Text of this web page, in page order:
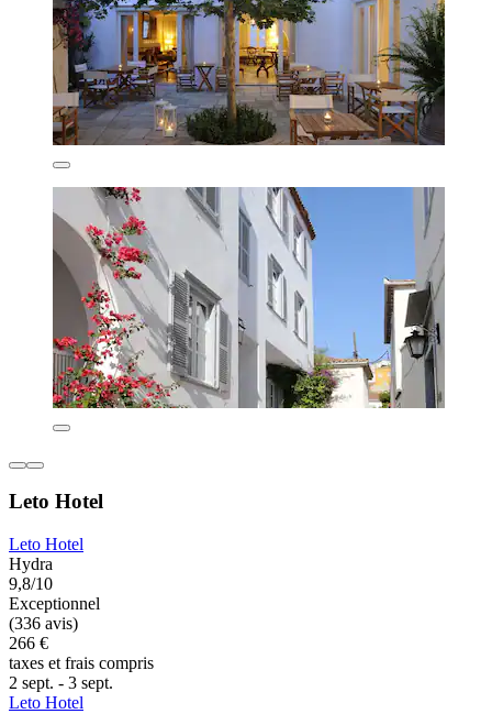
Leto Hotel
Leto Hotel
Hydra
9,8/10
Exceptionnel
(336 avis)
266 €
taxes et frais compris
2 sept. - 3 sept.
Leto Hotel